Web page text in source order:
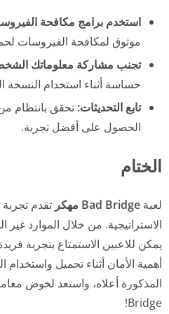
استخدم برامج مكافحة
موثوق لمكافحة الفيروسات
تجنب مشاركة معلوماتك
حساسة أثناء استخدام النسخة
تابع التحديثات: تحقق بانتظام
الحصول على أفضل تجربة.
الختام
لعبة Bad Bridge مهكر
تقدم
الاستراتيجية. من خلال الموارد غير
يمكن للاعبين الاستمتاع بتجربة
أهمية الأمان أثناء تحميل واستخدام
Bridge!